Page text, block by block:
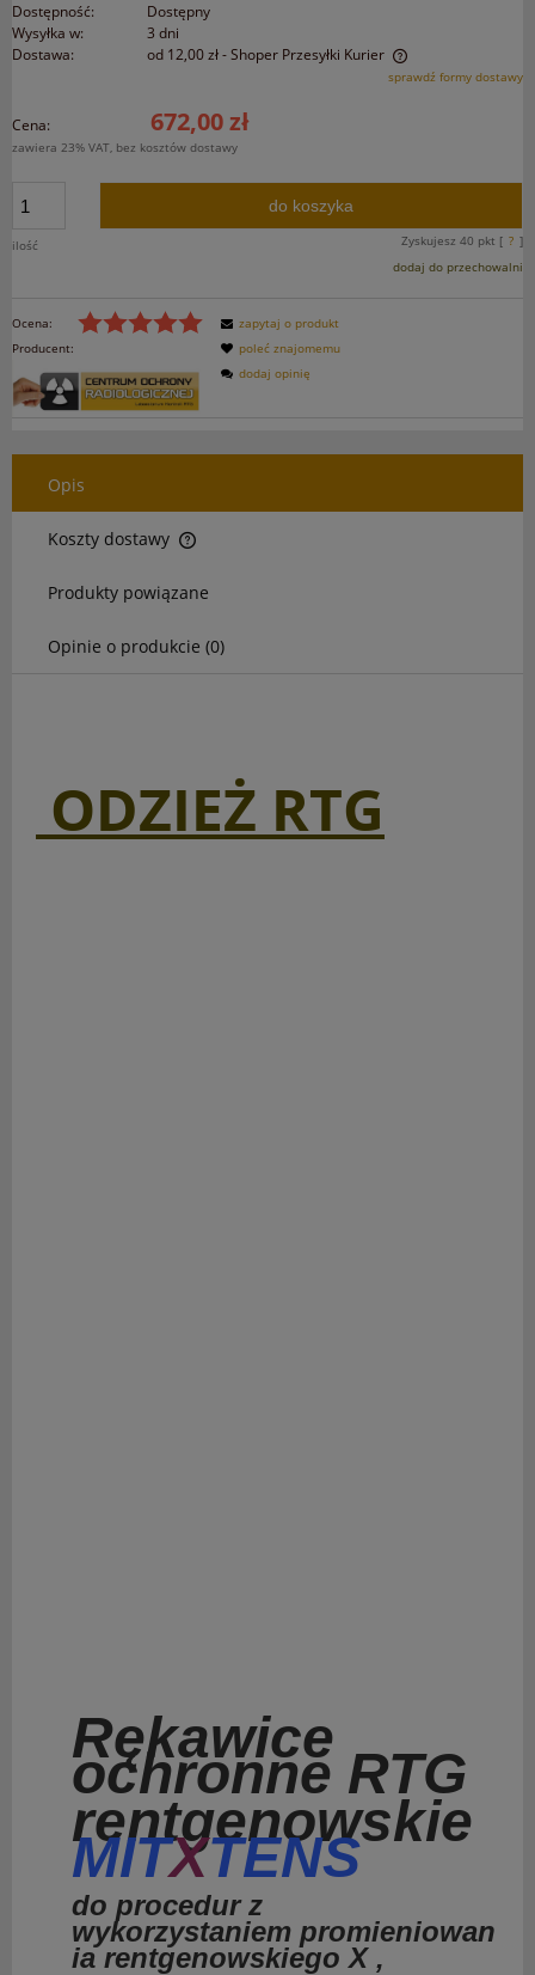
Dostępność:
Dostępny
Wysyłka w:
3 dni
Dostawa:
od 12,00 zł- Shoper Przesyłki Kurier
Cena nie zawiera ewentualnych kosztów płatnościsprawdź formy dostawy
Cena: 672,00 zł
zawiera 23% VAT, bez kosztów dostawy
ilość
do koszyka
Zyskujesz 40 pkt [ ? ]
dodaj do przechowalni
Ocena:
Producent:
zapytaj o produkt
poleć znajomemu
dodaj opinię
Opis
Koszty dostawy
Cena nie zawiera ewentualnych kosztów płatności
Produkty powiązane
Opinie o produkcie (0)
ODZIEŻ RTG
Rękawice
ochronne RTG
rentgenowskie
MITXTENS
do procedur z
wykorzystaniem promieniowan
ia rentgenowskiego X ,